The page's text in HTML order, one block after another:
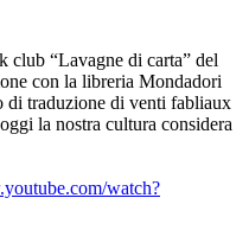
club “Lavagne di carta” del
con la libreria Mondadori
di traduzione di venti fabliaux
la nostra cultura considera
watch?